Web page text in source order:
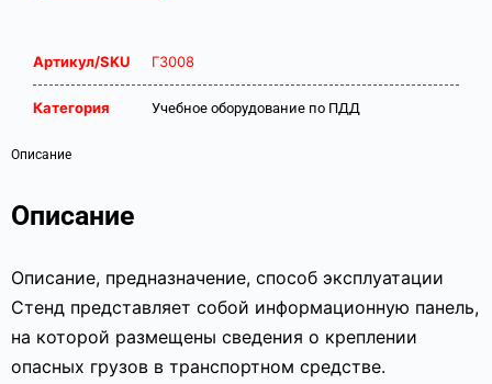
Артикул/SKU Г3008
Категория Учебное оборудование по ПДД
Описание
Описание
Описание, предназначение, способ эксплуатации
Стенд представляет собой информационную панель,
на которой размещены сведения о креплении
опасных грузов в транспортном средстве.